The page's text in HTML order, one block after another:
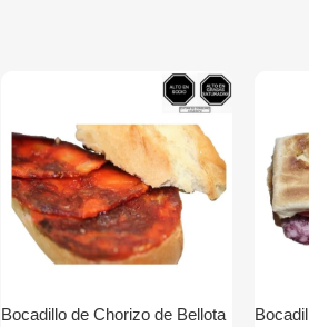
Bocadillo de Chorizo de Bellota